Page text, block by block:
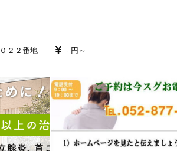
円
ご連絡していただけると幸いです。
２２番地
- 円～